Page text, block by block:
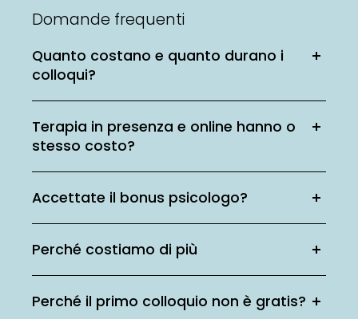
Domande frequenti
Quanto costano e quanto durano i
colloqui?
Terapia in presenza e online hanno o
stesso costo?
Accettate il bonus psicologo?
Perché costiamo di più
Perché il primo colloquio non è gratis?